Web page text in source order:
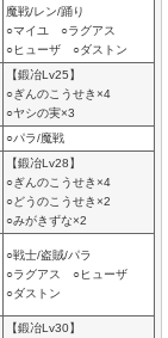
魔戦/レン/踊り
○マイユ ○ラグアス
○ヒューザ ○ダストン
【鍛冶Lv25】
○ぎんのこうせき×4
○ヤシの実×3
○パラ/魔戦
【鍛冶Lv28】
○ぎんのこうせき×4
○どうのこうせき×2
○みがきずな×2
○戦士/盗賊/パラ
○ラグアス ○ヒューザ
○ダストン
【鍛冶Lv30】